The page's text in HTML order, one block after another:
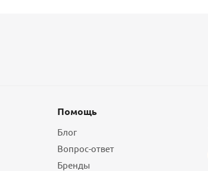
Помощь
Блог
Вопрос-ответ
Бренды